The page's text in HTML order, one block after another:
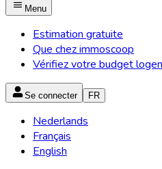
Menu
Estimation gratuite
Que chez immoscoop
Vérifiez votre budget
Se connecter FR
Nederlands
Français
English